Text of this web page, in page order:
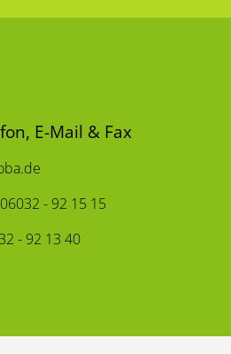
E-Mail & Fax
- 92 15 15
- 92 13 40